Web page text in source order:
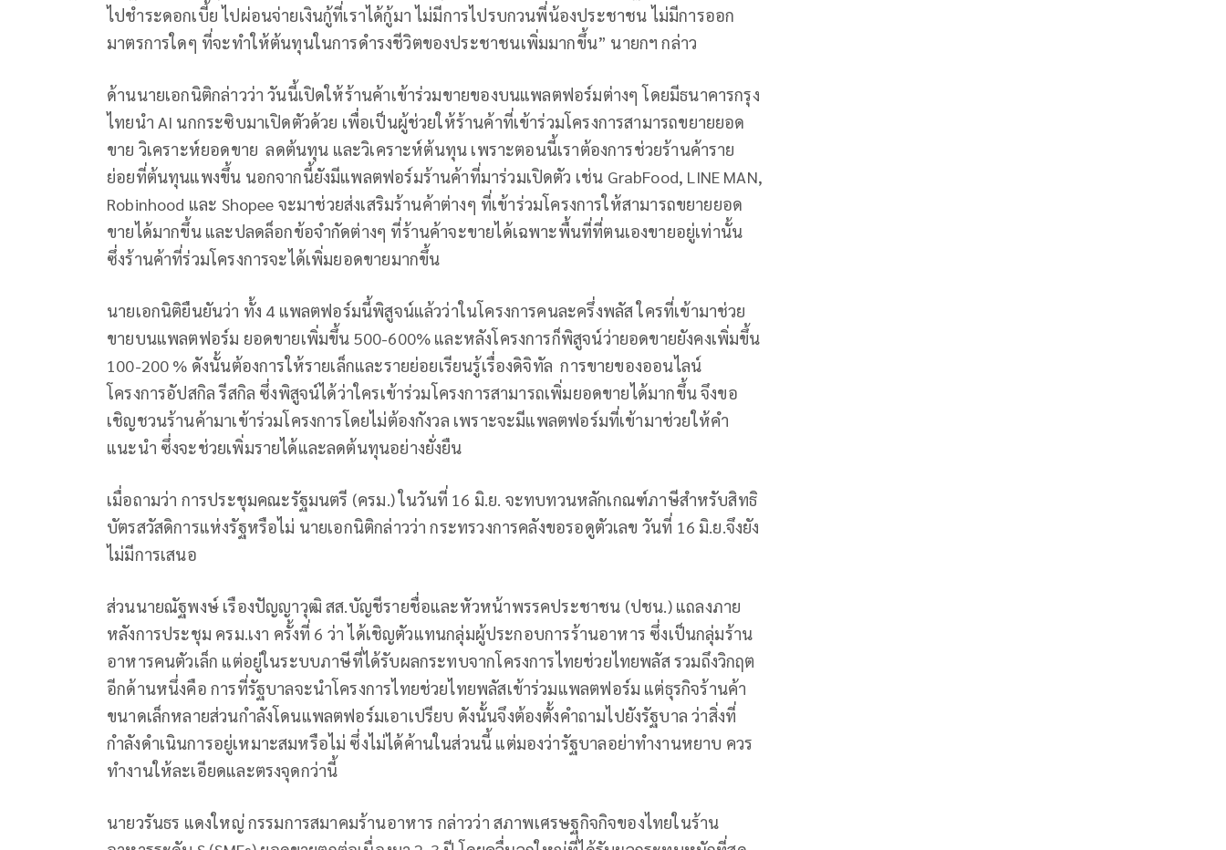
ไปชำระดอกเบี้ย ไปผ่อนจ่ายเงินกู้ที่เราได้กู้มา ไม่มีการไปรบกวนพี่น้องประชาชน ไม่มีการออก
มาตรการใดๆ ที่จะทำให้ต้นทุนในการดำรงชีวิตของประชาชนเพิ่มมากขึ้น” นายกฯ กล่าว
ด้านนายเอกนิติกล่าวว่า วันนี้เปิดให้ร้านค้าเข้าร่วมขายของบนแพลตฟอร์มต่างๆ โดยมีธนาคารกรุง
ไทยนำ AI นกกระซิบมาเปิดตัวด้วย เพื่อเป็นผู้ช่วยให้ร้านค้าที่เข้าร่วมโครงการสามารถขยายยอด
ขาย วิเคราะห์ยอดขาย ลดต้นทุน และวิเคราะห์ต้นทุน เพราะตอนนี้เราต้องการช่วยร้านค้าราย
ย่อยที่ต้นทุนแพงขึ้น นอกจากนี้ยังมีแพลตฟอร์มร้านค้าที่มาร่วมเปิดตัว เช่น GrabFood, LINE MAN,
Robinhood และ Shopee จะมาช่วยส่งเสริมร้านค้าต่างๆ ที่เข้าร่วมโครงการให้สามารถขยายยอด
ขายได้มากขึ้น และปลดล็อกข้อจำกัดต่างๆ ที่ร้านค้าจะขายได้เฉพาะพื้นที่ที่ตนเองขายอยู่เท่านั้น
ซึ่งร้านค้าที่ร่วมโครงการจะได้เพิ่มยอดขายมากขึ้น
นายเอกนิติยืนยันว่า ทั้ง 4 แพลตฟอร์มนี้พิสูจน์แล้วว่าในโครงการคนละครึ่งพลัส ใครที่เข้ามาช่วย
ขายบนแพลตฟอร์ม ยอดขายเพิ่มขึ้น 500-600% และหลังโครงการก็พิสูจน์ว่ายอดขายยังคงเพิ่มขึ้น
100-200 % ดังนั้นต้องการให้รายเล็กและรายย่อยเรียนรู้เรื่องดิจิทัล การขายของออนไลน์
โครงการอัปสกิล รีสกิล ซึ่งพิสูจน์ได้ว่าใครเข้าร่วมโครงการสามารถเพิ่มยอดขายได้มากขึ้น จึงขอ
เชิญชวนร้านค้ามาเข้าร่วมโครงการโดยไม่ต้องกังวล เพราะจะมีแพลตฟอร์มที่เข้ามาช่วยให้คำ
แนะนำ ซึ่งจะช่วยเพิ่มรายได้และลดต้นทุนอย่างยั่งยืน
เมื่อถามว่า การประชุมคณะรัฐมนตรี (ครม.) ในวันที่ 16 มิ.ย. จะทบทวนหลักเกณฑ์ภาษีสำหรับสิทธิ
บัตรสวัสดิการแห่งรัฐหรือไม่ นายเอกนิติกล่าวว่า กระทรวงการคลังขอรอดูตัวเลข วันที่ 16 มิ.ย.จึงยัง
ไม่มีการเสนอ
ส่วนนายณัฐพงษ์ เรืองปัญญาวุฒิ สส.บัญชีรายชื่อและหัวหน้าพรรคประชาชน (ปชน.) แถลงภาย
หลังการประชุม ครม.เงา ครั้งที่ 6 ว่า ได้เชิญตัวแทนกลุ่มผู้ประกอบการร้านอาหาร ซึ่งเป็นกลุ่มร้าน
อาหารคนตัวเล็ก แต่อยู่ในระบบภาษีที่ได้รับผลกระทบจากโครงการไทยช่วยไทยพลัส รวมถึงวิกฤต
อีกด้านหนึ่งคือ การที่รัฐบาลจะนำโครงการไทยช่วยไทยพลัสเข้าร่วมแพลตฟอร์ม แต่ธุรกิจร้านค้า
ขนาดเล็กหลายส่วนกำลังโดนแพลตฟอร์มเอาเปรียบ ดังนั้นจึงต้องตั้งคำถามไปยังรัฐบาล ว่าสิ่งที่
กำลังดำเนินการอยู่เหมาะสมหรือไม่ ซึ่งไม่ได้ค้านในส่วนนี้ แต่มองว่ารัฐบาลอย่าทำงานหยาบ ควร
ทำงานให้ละเอียดและตรงจุดกว่านี้
นายวรันธร แดงใหญ่ กรรมการสมาคมร้านอาหาร กล่าวว่า สภาพเศรษฐกิจกิจของไทยในร้าน